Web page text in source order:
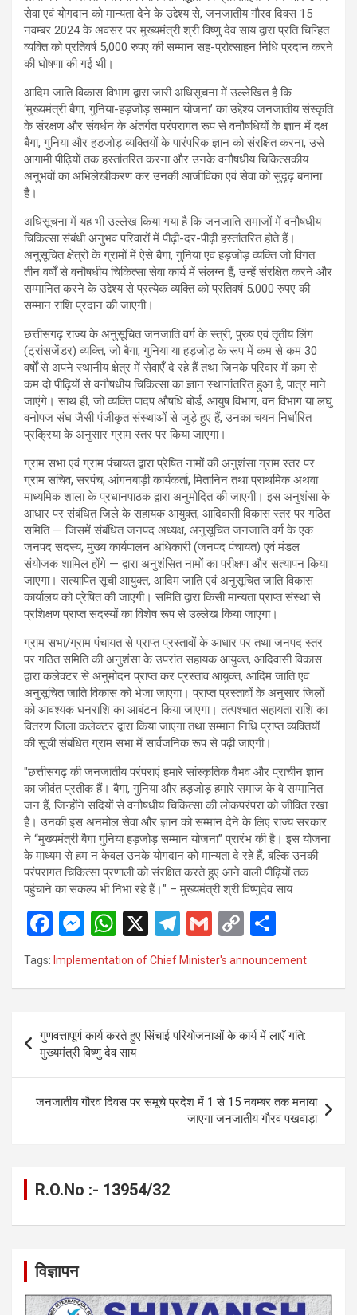
सेवा एवं योगदान को मान्यता देने के उद्देश्य से, जनजातीय गौरव दिवस 15
नवम्बर 2024 के अवसर पर मुख्यमंत्री श्री विष्णु देव साय द्वारा प्रति चिन्हित
व्यक्ति को प्रतिवर्ष 5,000 रुपए की सम्मान सह-प्रोत्साहन निधि प्रदान करने
की घोषणा की गई थी।
आदिम जाति विकास विभाग द्वारा जारी अधिसूचना में उल्लेखित है कि
‘मुख्यमंत्री बैगा, गुनिया-हड़जोड़ सम्मान योजना’ का उद्देश्य जनजातीय संस्कृति
के संरक्षण और संवर्धन के अंतर्गत परंपरागत रूप से वनौषधियों के ज्ञान में दक्ष
बैगा, गुनिया और हड़जोड़ व्यक्तियों के पारंपरिक ज्ञान को संरक्षित करना, उसे
आगामी पीढ़ियों तक हस्तांतरित करना और उनके वनौषधीय चिकित्सकीय
अनुभवों का अभिलेखीकरण कर उनकी आजीविका एवं सेवा को सुदृढ़ बनाना
है।
अधिसूचना में यह भी उल्लेख किया गया है कि जनजाति समाजों में वनौषधीय
चिकित्सा संबंधी अनुभव परिवारों में पीढ़ी-दर-पीढ़ी हस्तांतरित होते हैं।
अनुसूचित क्षेत्रों के ग्रामों में ऐसे बैगा, गुनिया एवं हड़जोड़ व्यक्ति जो विगत
तीन वर्षों से वनौषधीय चिकित्सा सेवा कार्य में संलग्न हैं, उन्हें संरक्षित करने और
सम्मानित करने के उद्देश्य से प्रत्येक व्यक्ति को प्रतिवर्ष 5,000 रुपए की
सम्मान राशि प्रदान की जाएगी।
छत्तीसगढ़ राज्य के अनुसूचित जनजाति वर्ग के स्त्री, पुरुष एवं तृतीय लिंग
(ट्रांसजेंडर) व्यक्ति, जो बैगा, गुनिया या हड़जोड़ के रूप में कम से कम 30
वर्षों से अपने स्थानीय क्षेत्र में सेवाएँ दे रहे हैं तथा जिनके परिवार में कम से
कम दो पीढ़ियों से वनौषधीय चिकित्सा का ज्ञान स्थानांतरित हुआ है, पात्र माने
जाएंगे। साथ ही, जो व्यक्ति पादप औषधि बोर्ड, आयुष विभाग, वन विभाग या लघु
वनोपज संघ जैसी पंजीकृत संस्थाओं से जुड़े हुए हैं, उनका चयन निर्धारित
प्रक्रिया के अनुसार ग्राम स्तर पर किया जाएगा।
ग्राम सभा एवं ग्राम पंचायत द्वारा प्रेषित नामों की अनुशंसा ग्राम स्तर पर
ग्राम सचिव, सरपंच, आंगनबाड़ी कार्यकर्ता, मितानिन तथा प्राथमिक अथवा
माध्यमिक शाला के प्रधानपाठक द्वारा अनुमोदित की जाएगी। इस अनुशंसा के
आधार पर संबंधित जिले के सहायक आयुक्त, आदिवासी विकास स्तर पर गठित
समिति — जिसमें संबंधित जनपद अध्यक्ष, अनुसूचित जनजाति वर्ग के एक
जनपद सदस्य, मुख्य कार्यपालन अधिकारी (जनपद पंचायत) एवं मंडल
संयोजक शामिल होंगे — द्वारा अनुशंसित नामों का परीक्षण और सत्यापन किया
जाएगा। सत्यापित सूची आयुक्त, आदिम जाति एवं अनुसूचित जाति विकास
कार्यालय को प्रेषित की जाएगी। समिति द्वारा किसी मान्यता प्राप्त संस्था से
प्रशिक्षण प्राप्त सदस्यों का विशेष रूप से उल्लेख किया जाएगा।
ग्राम सभा/ग्राम पंचायत से प्राप्त प्रस्तावों के आधार पर तथा जनपद स्तर
पर गठित समिति की अनुशंसा के उपरांत सहायक आयुक्त, आदिवासी विकास
द्वारा कलेक्टर से अनुमोदन प्राप्त कर प्रस्ताव आयुक्त, आदिम जाति एवं
अनुसूचित जाति विकास को भेजा जाएगा। प्राप्त प्रस्तावों के अनुसार जिलों
को आवश्यक धनराशि का आबंटन किया जाएगा। तत्पश्चात सहायता राशि का
वितरण जिला कलेक्टर द्वारा किया जाएगा तथा सम्मान निधि प्राप्त व्यक्तियों
की सूची संबंधित ग्राम सभा में सार्वजनिक रूप से पढ़ी जाएगी।
"छत्तीसगढ़ की जनजातीय परंपराएं हमारे सांस्कृतिक वैभव और प्राचीन ज्ञान
का जीवंत प्रतीक हैं। बैगा, गुनिया और हड़जोड़ हमारे समाज के वे सम्मानित
जन हैं, जिन्होंने सदियों से वनौषधीय चिकित्सा की लोकपरंपरा को जीवित रखा
है। उनकी इस अनमोल सेवा और ज्ञान को सम्मान देने के लिए राज्य सरकार
ने “मुख्यमंत्री बैगा गुनिया हड़जोड़ सम्मान योजना” प्रारंभ की है। इस योजना
के माध्यम से हम न केवल उनके योगदान को मान्यता दे रहे हैं, बल्कि उनकी
परंपरागत चिकित्सा प्रणाली को संरक्षित करते हुए आने वाली पीढ़ियों तक
पहुंचाने का संकल्प भी निभा रहे हैं।" – मुख्यमंत्री श्री विष्णुदेव साय
F
a
ce
o
o
k
M
es
se
g
er
W
h
at
A
p
p
X
T
el
e
a
G
m
ail
C
py
n
ar
Tags: Implementation of Chief Minister's announcement
navigation
गुणवत्तापूर्ण कार्य करते हुए सिंचाई परियोजनाओं के कार्य में लाएँ गति:
मुख्यमंत्री विष्णु देव साय
जनजातीय गौरव दिवस पर समूचे प्रदेश में 1 से 15 नवम्बर तक मनाया
जाएगा जनजातीय गौरव पखवाड़ा
R.O.No :- 13954/32
विज्ञापन